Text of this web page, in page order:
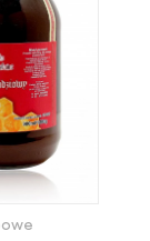
Od Z do A